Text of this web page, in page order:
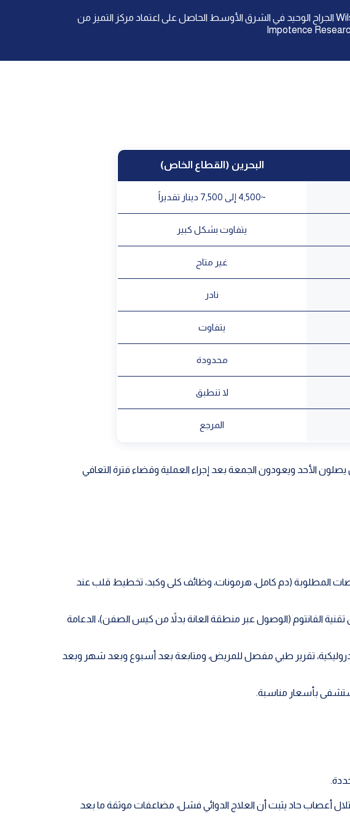
الجراح الوحيد في الشرق الأوسط الحاصل على اعتماد مركز التميز من Wilson وColoplast وRigicon وBoston Scientific مجتمعة. دراسته المنشورة في International Journal of
البحرين (القطاع الخاص)
~4,500 إلى 7,500 دينار تقديراً
يتفاوت بشكل كبير
غير متاح
نادر
يتفاوت
محدودة
لا تنطبق
المرجع
الأحد ويعودون الجمعة بعد إجراء العملية وقضاء فترة التعافي
المطلوبة (دم كامل، هرمونات، وظائف كلى وكبد، تخطيط قلب عند
الفانتوم (الوصول عبر منطقة العانة بدلاً من كيس الصفن)، الدعامة
تقرير طبي مفصل للمريض، ومتابعة بعد أسبوع وبعد شهر وبعد
بأسعار مناسبة.
حاد يثبت أن العلاج الدوائي فشل، مضاعفات موثقة ما بعد